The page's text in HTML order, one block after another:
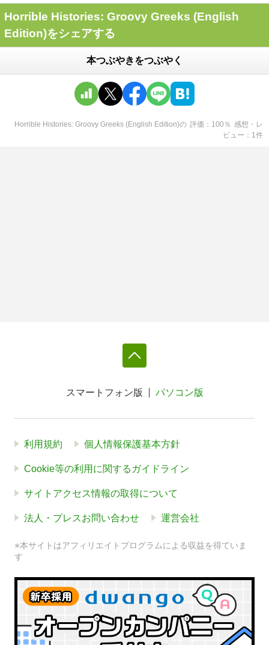
Horrible Histories: Groovy Greeks (English
Edition)をシェアする
本つぶやきをつぶやく
Horrible Histories: Groovy Greeks (English Edition)の 評価 100 ％ 感想・レ
ビュー
1件
スマートフォン版 パソコン版
利用規約 個人情報保護基本方針
Cookie等の利用に関するガイドライン
サイトアクセス情報の取得について
法人・プレスお問い合わせ 運営会社
※本サイトはアフィリエイトプログラムによる収益を得ていま
す